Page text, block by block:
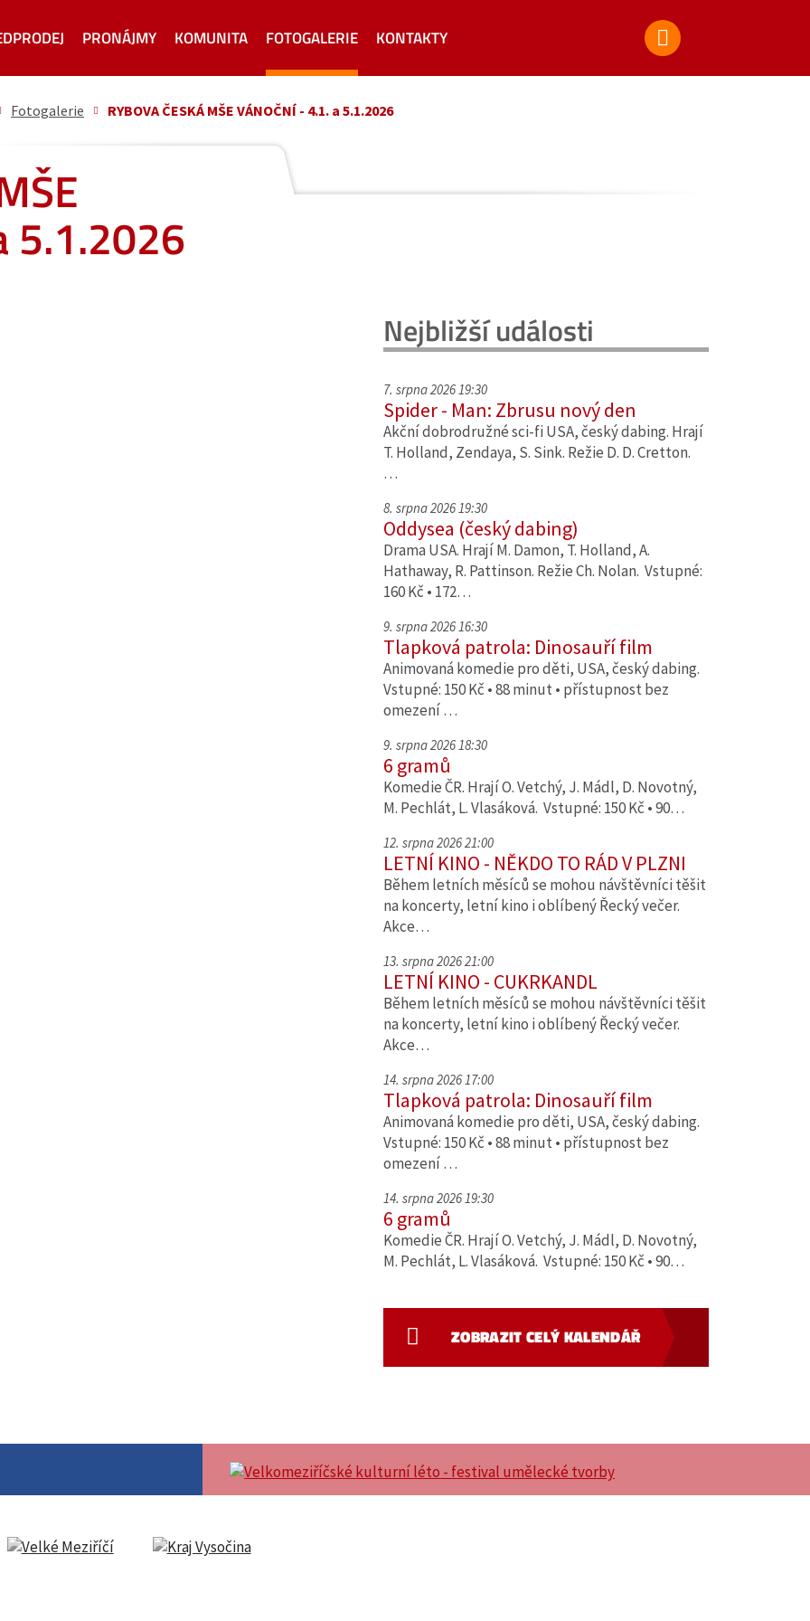
PRONÁJMY KOMUNITA FOTOGALERIE KONTAKTY
Fotogalerie RYBOVA ČESKÁ MŠE VÁNOČNÍ - 4.1. a 5.1.2026
5.1.2026
Nejbližší události
7. srpna 2026 19:30
Spider - Man: Zbrusu nový den
Akční dobrodružné sci-fi USA, český dabing. Hrají
T. Holland, Zendaya, S. Sink. Režie D. D. Cretton.
…
8. srpna 2026 19:30
Oddysea (český dabing)
Drama USA. Hrají M. Damon, T. Holland, A.
Hathaway, R. Pattinson. Režie Ch. Nolan. Vstupné:
160 Kč • 172…
9. srpna 2026 16:30
Tlapková patrola: Dinosauří film
Animovaná komedie pro děti, USA, český dabing.
Vstupné: 150 Kč • 88 minut • přístupnost bez
omezení …
9. srpna 2026 18:30
6 gramů
Komedie ČR. Hrají O. Vetchý, J. Mádl, D. Novotný,
M. Pechlát, L. Vlasáková. Vstupné: 150 Kč • 90…
12. srpna 2026 21:00
LETNÍ KINO - NĚKDO TO RÁD V PLZNI
Během letních měsíců se mohou návštěvníci těšit
na koncerty, letní kino i oblíbený Řecký večer.
Akce…
13. srpna 2026 21:00
LETNÍ KINO - CUKRKANDL
Během letních měsíců se mohou návštěvníci těšit
na koncerty, letní kino i oblíbený Řecký večer.
Akce…
14. srpna 2026 17:00
Tlapková patrola: Dinosauří film
Animovaná komedie pro děti, USA, český dabing.
Vstupné: 150 Kč • 88 minut • přístupnost bez
omezení …
14. srpna 2026 19:30
6 gramů
Komedie ČR. Hrají O. Vetchý, J. Mádl, D. Novotný,
M. Pechlát, L. Vlasáková. Vstupné: 150 Kč • 90…
ZOBRAZIT CELÝ KALENDÁŘ